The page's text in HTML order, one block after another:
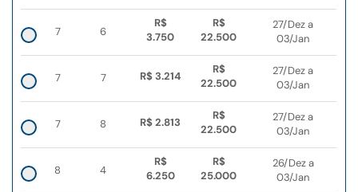
7 6
R$
3.750
R$
22.500
27/Dez a
03/Jan
7 7 R$ 3.214
R$
22.500
27/Dez a
03/Jan
7 8 R$ 2.813
R$
22.500
27/Dez a
03/Jan
8 4
R$
6.250
R$
25.000
26/Dez a
03/Jan